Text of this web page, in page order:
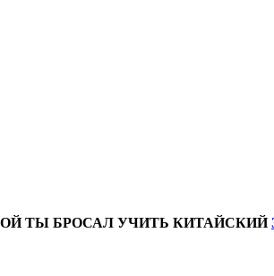
ТЫ БРОСАЛ УЧИТЬ КИТАЙСКИЙ